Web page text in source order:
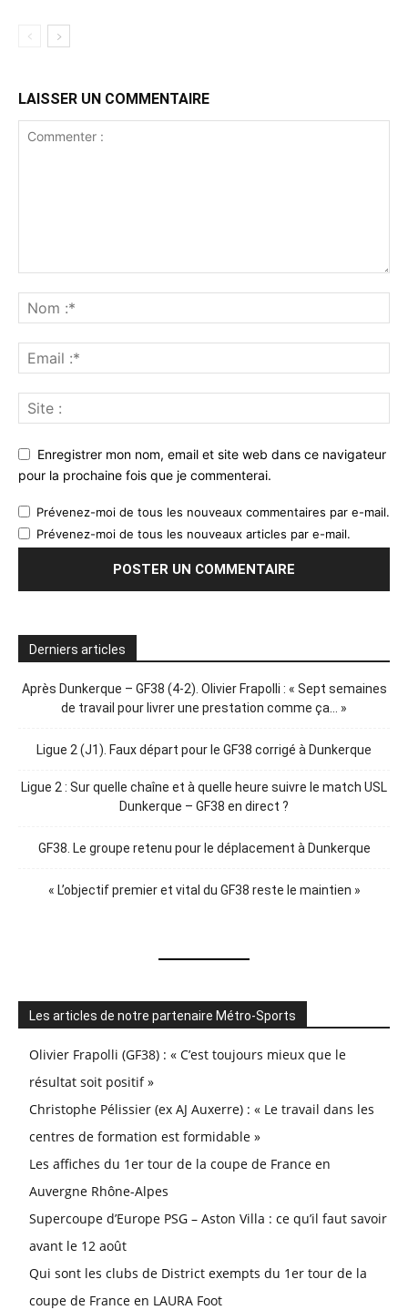
LAISSER UN COMMENTAIRE
Enregistrer mon nom, email et site web dans ce navigateur
pour la prochaine fois que je commenterai.
Prévenez-moi de tous les nouveaux commentaires par e-mail.
Prévenez-moi de tous les nouveaux articles par e-mail.
Derniers articles
Après Dunkerque – GF38 (4-2). Olivier Frapolli : « Sept semaines
de travail pour livrer une prestation comme ça… »
Ligue 2 (J1). Faux départ pour le GF38 corrigé à Dunkerque
Ligue 2 : Sur quelle chaîne et à quelle heure suivre le match USL
Dunkerque – GF38 en direct ?
GF38. Le groupe retenu pour le déplacement à Dunkerque
« L’objectif premier et vital du GF38 reste le maintien »
Les articles de notre partenaire Métro-Sports
Olivier Frapolli (GF38) : « C’est toujours mieux que le
résultat soit positif »
Christophe Pélissier (ex AJ Auxerre) : « Le travail dans les
centres de formation est formidable »
Les affiches du 1er tour de la coupe de France en
Auvergne Rhône-Alpes
Supercoupe d’Europe PSG – Aston Villa : ce qu’il faut savoir
avant le 12 août
Qui sont les clubs de District exempts du 1er tour de la
coupe de France en LAURA Foot